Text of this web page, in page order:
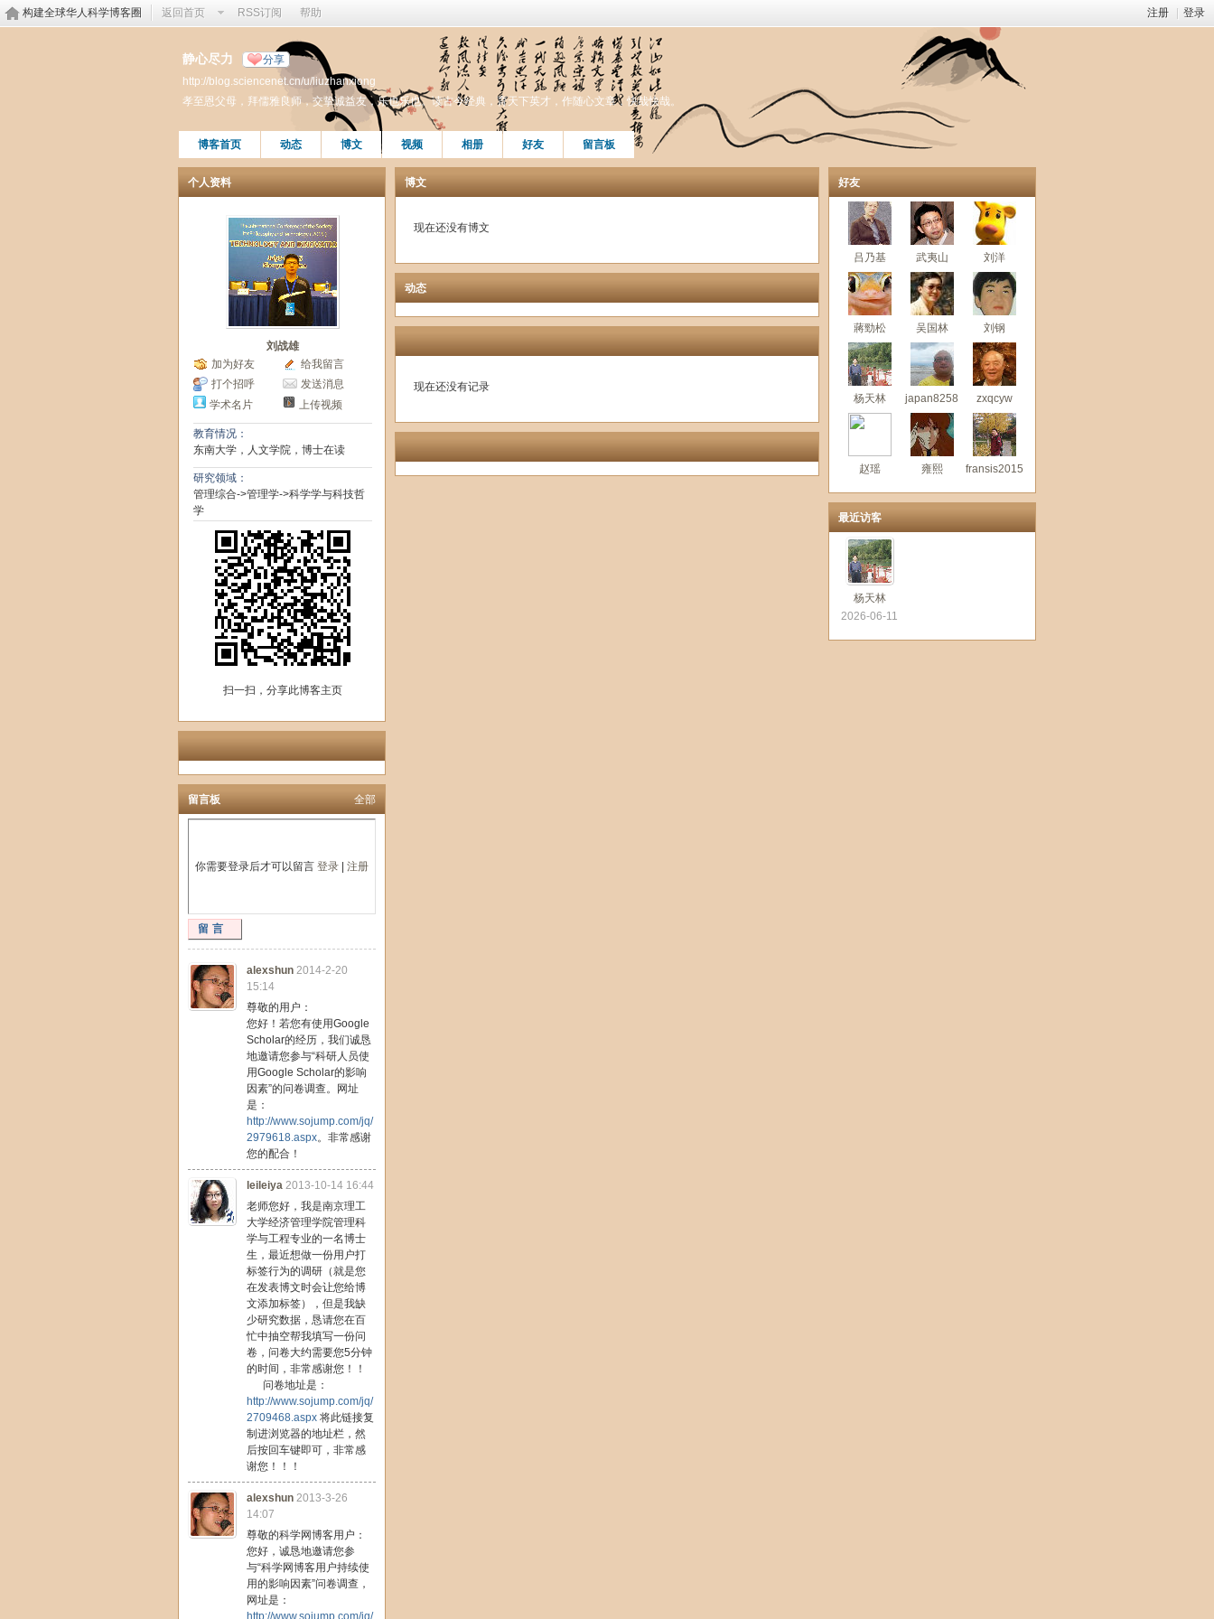
注册 登录
构建全球华人科学博客圈 返回首页 RSS订阅 帮助
静心尽力 分享
http://blog.sciencenet.cn/u/liuzhanxiong
孝至恩父母，拜儒雅良师，交挚诚益友，乐也乐也。读古今经典，育天下英才，作随心文章，快哉快哉。
博客首页 动态 博文 视频 相册 好友 留言板
个人资料
刘战雄
加为好友
给我留言
打个招呼
发送消息
学术名片
上传视频
教育情况：
东南大学，人文学院，博士在读
研究领域：
管理综合->管理学->科学学与科技哲
学
扫一扫，分享此博客主页
留言板 全部
你需要登录后才可以留言 登录 注册
留言
alexshun 2014-2-20
15:14
尊敬的用户：
您好！若您有使用Google
Scholar的经历，我们诚恳
地邀请您参与“科研人员使
用Google Scholar的影响
因素”的问卷调查。网址
是：
http://www.sojump.com/jq/
2979618.aspx。非常感谢
您的配合！
leileiya 2013-10-14 16:44
老师您好，我是南京理工
大学经济管理学院管理科
学与工程专业的一名博士
生，最近想做一份用户打
标签行为的调研（就是您
在发表博文时会让您给博
文添加标签），但是我缺
少研究数据，恳请您在百
忙中抽空帮我填写一份问
卷，问卷大约需要您5分钟
的时间，非常感谢您！！
问卷地址是：
http://www.sojump.com/jq/
2709468.aspx 将此链接复
制进浏览器的地址栏，然
后按回车键即可，非常感
谢您！！！
alexshun 2013-3-26
14:07
尊敬的科学网博客用户：
您好，诚恳地邀请您参
与“科学网博客用户持续使
用的影响因素”问卷调查，
网址是：
http://www.sojump.com/jq/
博文
现在还没有博文
动态
现在还没有记录
好友
吕乃基 武夷山 刘洋
蔣勁松 吴国林 刘钢
杨天林 japan8258 zxqcyw
赵瑶 雍熙 fransis2015
最近访客
杨天林
2026-06-11